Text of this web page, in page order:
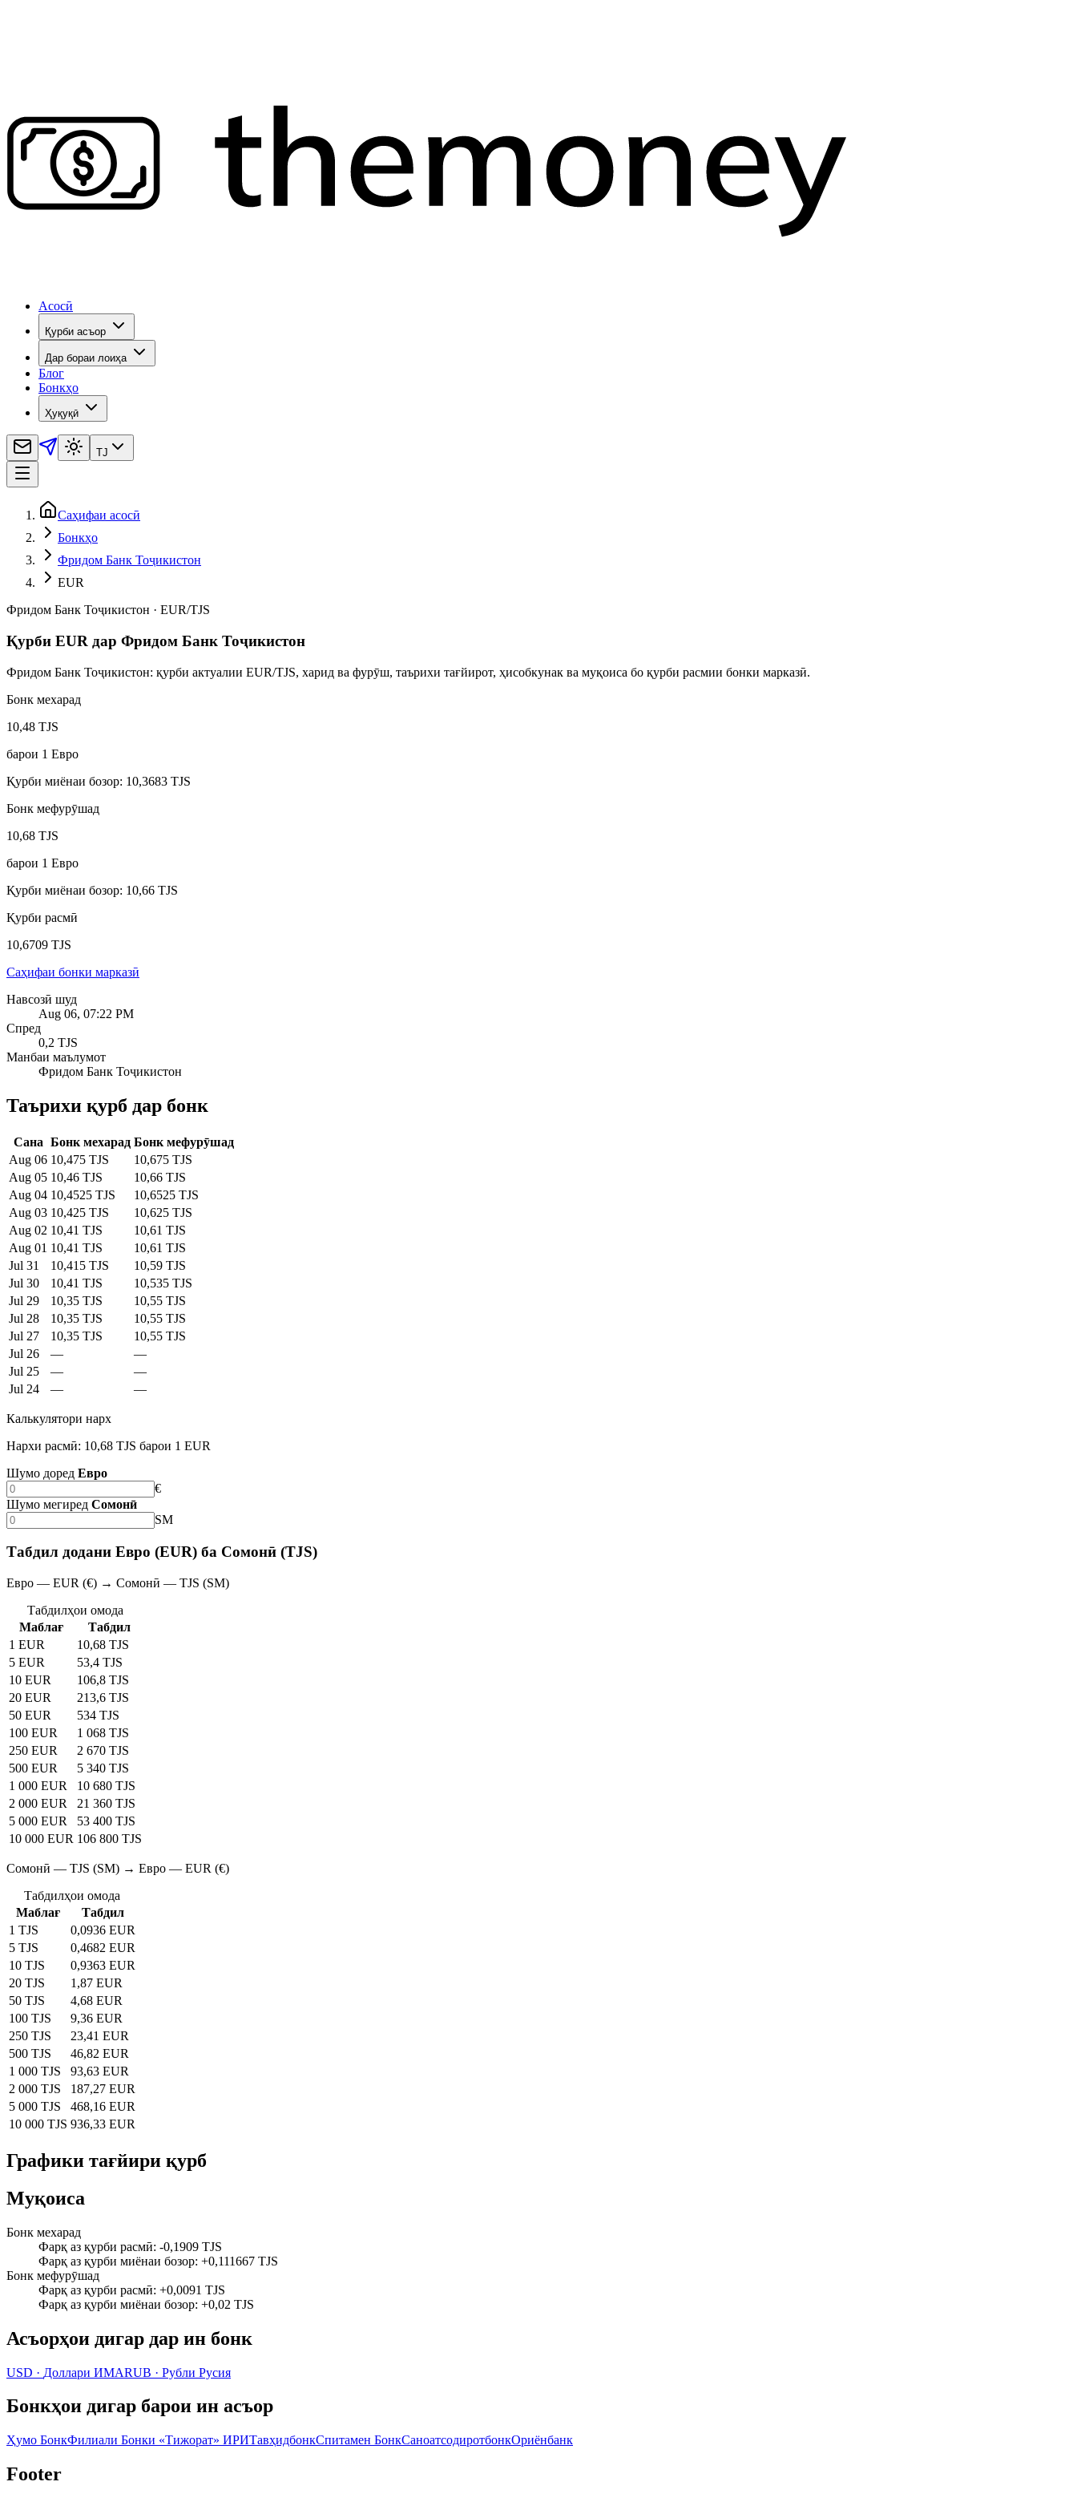
Асосӣ
Қурби асъор
Дар бораи лоиҳа
Блог
Бонкҳо
Ҳуқуқӣ
TJ
Саҳифаи асосӣ
Бонкҳо
Фридом Банк Тоҷикистон
EUR
Фридом Банк Тоҷикистон · EUR/TJS
Қурби EUR дар Фридом Банк Тоҷикистон
Фридом Банк Тоҷикистон: қурби актуалии EUR/TJS, харид ва фурӯш, таърихи тағйирот, ҳисобкунак ва муқоиса бо қурби расмии бонки марказӣ.
Бонк мехарад
10,48 TJS
барои 1 Евро
Қурби миёнаи бозор: 10,3683 TJS
Бонк мефурӯшад
10,68 TJS
барои 1 Евро
Қурби миёнаи бозор: 10,66 TJS
Қурби расмӣ
10,6709 TJS
Саҳифаи бонки марказӣ
Навсозӣ шуд
Aug 06, 07:22 PM
Спред
0,2 TJS
Манбаи маълумот
Фридом Банк Тоҷикистон
Таърихи қурб дар бонк
Сана Бонк мехарад Бонк мефурӯшад
Aug 06 10,475 TJS
10,675 TJS
Aug 05 10,46 TJS
10,66 TJS
Aug 04 10,4525 TJS
10,6525 TJS
Aug 03 10,425 TJS
10,625 TJS
Aug 02 10,41 TJS
10,61 TJS
Aug 01 10,41 TJS
10,61 TJS
Jul 31
10,415 TJS
10,59 TJS
Jul 30
10,41 TJS
10,535 TJS
Jul 29
10,35 TJS
10,55 TJS
Jul 28
10,35 TJS
10,55 TJS
Jul 27
10,35 TJS
10,55 TJS
Jul 26
—
—
Jul 25
—
—
Jul 24
— —
Калькулятори нарх
Нархи расмӣ: 10,68 TJS барои 1 EUR
Шумо доред Евро
€
Шумо мегиред Сомонӣ
SM
Табдил додани Евро (EUR) ба Сомонӣ (TJS)
Евро — EUR (€) → Сомонӣ — TJS (SM)
Табдилҳои омода
Маблағ
Табдил
1 EUR
10,68 TJS
5 EUR
53,4 TJS
10 EUR
106,8 TJS
20 EUR
213,6 TJS
50 EUR
534 TJS
100 EUR
1 068 TJS
250 EUR
2 670 TJS
500 EUR
5 340 TJS
1 000 EUR
10 680 TJS
2 000 EUR
21 360 TJS
5 000 EUR
53 400 TJS
10 000 EUR 106 800 TJS
Сомонӣ — TJS (SM) → Евро — EUR (€)
Табдилҳои омода
Маблағ
Табдил
1 TJS
0,0936 EUR
5 TJS
0,4682 EUR
10 TJS
0,9363 EUR
20 TJS
1,87 EUR
50 TJS
4,68 EUR
100 TJS
9,36 EUR
250 TJS
23,41 EUR
500 TJS
46,82 EUR
1 000 TJS
93,63 EUR
2 000 TJS
187,27 EUR
5 000 TJS
468,16 EUR
10 000 TJS 936,33 EUR
Графики тағйири қурб
Муқоиса
Бонк мехарад
Фарқ аз қурби расмӣ: -0,1909 TJS
Фарқ аз қурби миёнаи бозор: +0,111667 TJS
Бонк мефурӯшад
Фарқ аз қурби расмӣ: +0,0091 TJS
Фарқ аз қурби миёнаи бозор: +0,02 TJS
Асъорҳои дигар дар ин бонк
USD · Доллари ИМАRUB · Рубли Русия
Бонкҳои дигар барои ин асъор
Ҳумо БонкФилиали Бонки «Тижорат» ИРИТавҳидбонкСпитамен БонкСаноатсодиротбонкОриёнбанк
Footer